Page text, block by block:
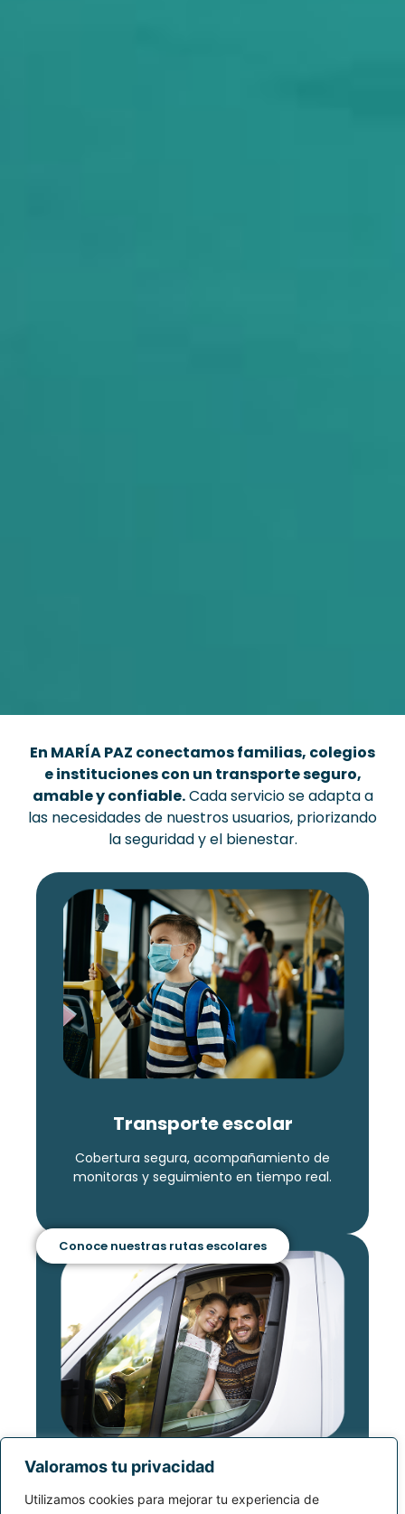
Valoramos tu privacidad
Utilizamos cookies para mejorar tu experiencia de
En MARÍA PAZ conectamos familias, colegios
e instituciones con un transporte seguro,
amable y confiable.Cada servicio se adapta a
las necesidades de nuestros usuarios, priorizando
la seguridad y el bienestar.
Transporte escolar
Cobertura segura, acompañamiento de
monitoras y seguimiento en tiempo real.
Conoce nuestras rutas escolares
Transporte familiar y personal